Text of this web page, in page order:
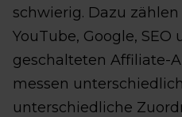
schwierig. Dazu
YouTube, Google,
geschalteten Affiliate-
messen
unterschiedliche